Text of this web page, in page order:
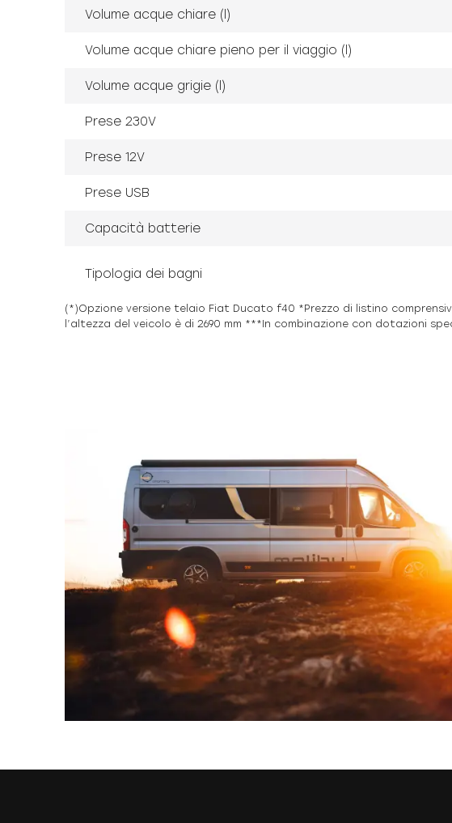
Volume acque chiare (l)
Volume acque chiare pieno per il viaggio (l)
Volume acque grigie (l)
Prese 230V
Prese 12V
Prese USB
Capacità batterie
Tipologia dei bagni
(*)Opzione versione telaio Fiat Ducato f40 *Prezzo di listino
l’altezza del veicolo è di 2690 mm ***In combinazione con dotazioni